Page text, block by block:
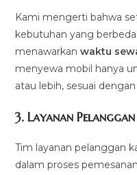
Kami mengerti bahwa
kebutuhan yang
menawarkanwaktu
menyewa mobil hanya
atau lebih, sesuai
3.Layanan
Tim layanan pelanggan
dalam proses